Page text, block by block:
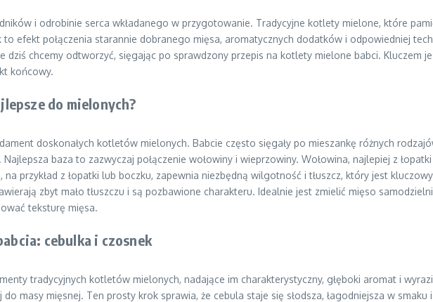
i odrobinie serca wkładanego w przygotowanie. Tradycyjne kotlety mielone, które
to efekt połączenia starannie dobranego mięsa, aromatycznych dodatków i odpowiedniej
dziś chcemy odtworzyć, sięgając po sprawdzony przepis na kotlety mielone babci. Kluczem
końcowy.
do mielonych?
doskonałych kotletów mielonych. Babcie często sięgały po mieszankę różnych
baza to zazwyczaj połączenie wołowiny i wieprzowiny. Wołowina, najlepiej z
przykład z łopatki lub boczku, zapewnia niezbędną wilgotność i tłuszcz, który jest
zbyt mało tłuszczu i są pozbawione charakteru. Idealnie jest zmielić mięso
teksturę mięsa.
cebulka i czosnek
tradycyjnych kotletów mielonych, nadające im charakterystyczny, głęboki aromat i
masy mięsnej. Ten prosty krok sprawia, że cebula staje się słodsza, łagodniejsza w